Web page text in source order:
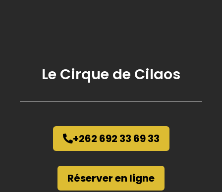
Le Cirque de Cilaos
+262 692 33 69 33
Réserver en ligne